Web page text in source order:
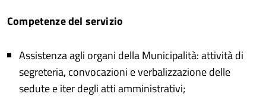
Whatsapp
Competenze del servizio
Assistenza agli organi della Municipalità: attività di
segreteria, convocazioni e verbalizzazione delle
sedute e iter degli atti amministrativi;